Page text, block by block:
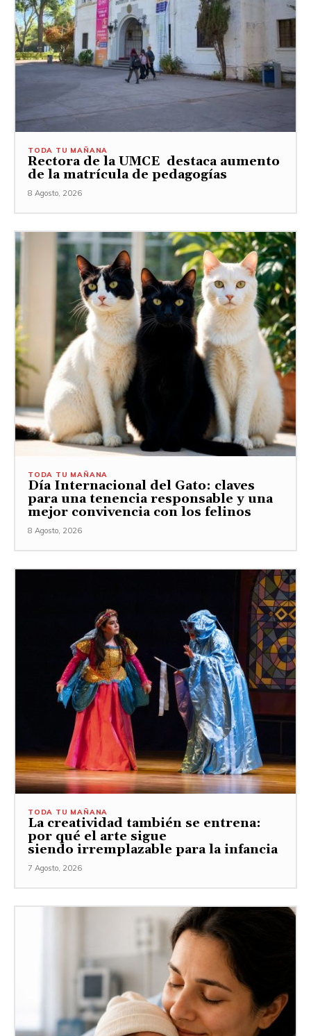
TODA TU MAÑANA
Rectora de la UMCE destaca aumento
de la matrícula de pedagogías
8 Agosto, 2026
TODA TU MAÑANA
Día Internacional del Gato: claves
para una tenencia responsable y una
mejor convivencia con los felinos
8 Agosto, 2026
TODA TU MAÑANA
La creatividad también se entrena:
por qué el arte sigue
siendo irremplazable para la infancia
7 Agosto, 2026